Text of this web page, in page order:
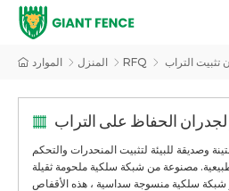
المنزل الموارد RFQ تثبيت التراب
الحفاظ على التراب
وصديقة للبيئة لتثبيت المنحدرات والتحكم
مصنوعة من شبكة سلكية ملحومة ثقيلة
شبكة سلكية منسوجة سداسية ، هذه الأقفاص